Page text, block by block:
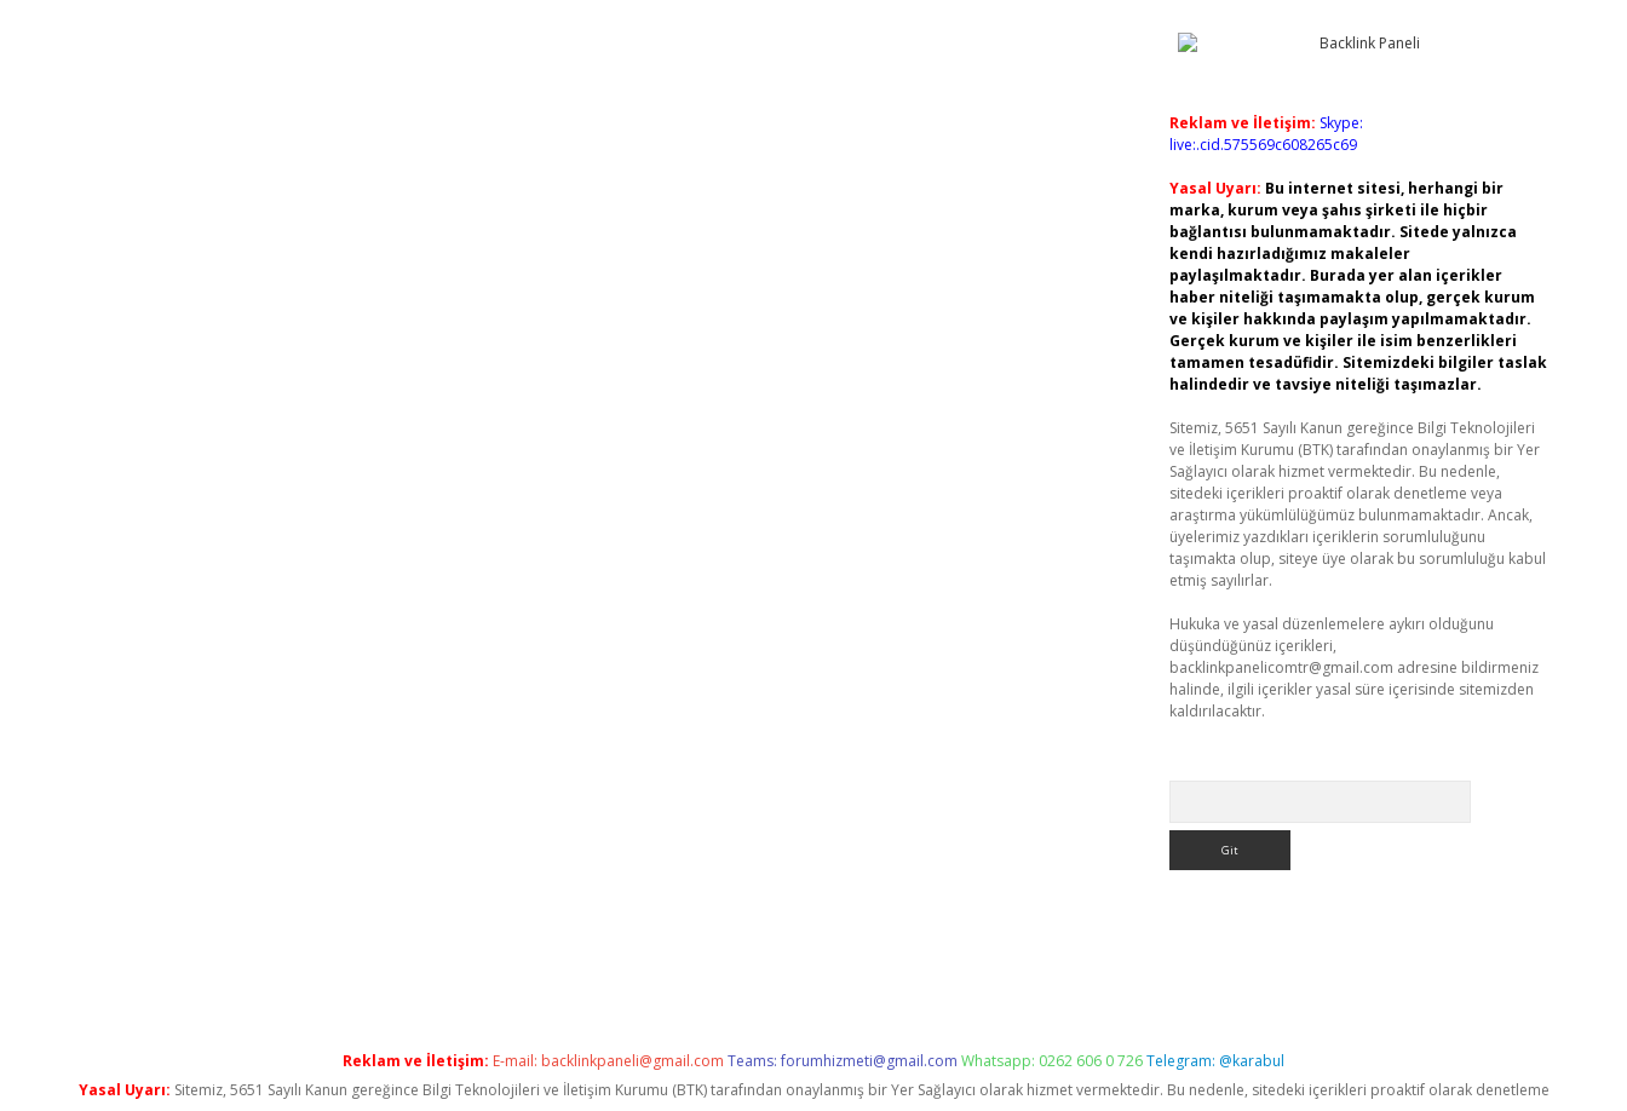
Reklam ve İletişim: Skype:
live:.cid.575569c608265c69
Yasal Uyarı: Bu internet sitesi, herhangi bir
marka, kurum veya şahıs şirketi ile hiçbir
bağlantısı bulunmamaktadır. Sitede yalnızca
kendi hazırladığımız makaleler
paylaşılmaktadır. Burada yer alan içerikler
haber niteliği taşımamakta olup, gerçek kurum
ve kişiler hakkında paylaşım yapılmamaktadır.
Gerçek kurum ve kişiler ile isim benzerlikleri
tamamen tesadüfidir. Sitemizdeki bilgiler taslak
halindedir ve tavsiye niteliği taşımazlar.
Sitemiz, 5651 Sayılı Kanun gereğince Bilgi Teknolojileri
ve İletişim Kurumu (BTK) tarafından onaylanmış bir Yer
Sağlayıcı olarak hizmet vermektedir. Bu nedenle,
sitedeki içerikleri proaktif olarak denetleme veya
araştırma yükümlülüğümüz bulunmamaktadır. Ancak,
üyelerimiz yazdıkları içeriklerin sorumluluğunu
taşımakta olup, siteye üye olarak bu sorumluluğu kabul
etmiş sayılırlar.
Hukuka ve yasal düzenlemelere aykırı olduğunu
düşündüğünüz içerikleri,
backlinkpanelicomtr@gmail.com adresine bildirmeniz
halinde, ilgili içerikler yasal süre içerisinde sitemizden
kaldırılacaktır.
Reklam ve İletişim: E-mail: backlinkpaneli@gmail.com Teams:forumhizmeti@gmail.com Whatsapp: 0262 606 0 726Telegram: @karabul
Yasal Uyarı: Sitemiz, 5651 Sayılı Kanun gereğince Bilgi Teknolojileri ve İletişim Kurumu (BTK) tarafından onaylanmış bir Yer Sağlayıcı olarak hizmet vermektedir. Bu nedenle, sitedeki içerikleri proaktif olarak denetleme